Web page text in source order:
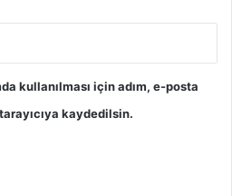
kullanılması için adım, e-posta
kaydedilsin.